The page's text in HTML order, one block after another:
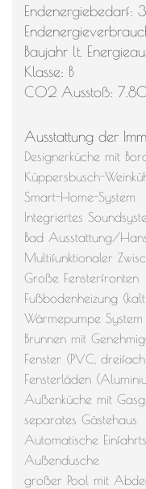
Baujahr lt.
Klasse: B
CO2 Ausstoß:
Ausstattung der
Designerküche mit
Küppersbusch-
Smart-Home-System
Integriertes
Bad Ausstattung/
Multifunktionaler
Große Fensterfronten
Fußbodenheizung
Wärmepumpe System
Brunnen mit
Fenster (PVC,
Fensterläden
Außenküche mit
separates Gästehaus
Automatische
Außendusche
großer Pool mit